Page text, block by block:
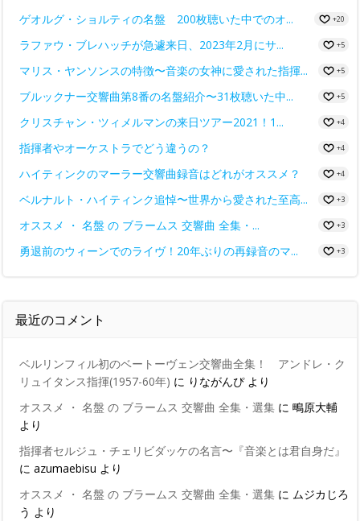
ゲオルグ・ショルティの名盤 200枚聴いた中でのオ... +20
ラファウ・ブレハッチが急遽来日、2023年2月にサ... +5
マリス・ヤンソンスの特徴〜音楽の女神に愛された指揮... +5
ブルックナー交響曲第8番の名盤紹介〜31枚聴いた中... +5
クリスチャン・ツィメルマンの来日ツアー2021！1... +4
指揮者やオーケストラでどう違うの？ +4
ハイティンクのマーラー交響曲録音はどれがオススメ？ +4
ベルナルト・ハイティンク追悼〜世界から愛された至高... +3
オススメ ・ 名盤 の ブラームス 交響曲 全集・... +3
勇退前のウィーンでのライヴ！20年ぶりの再録音のマ... +3
最近のコメント
ベルリンフィル初のベートーヴェン交響曲全集！ アンドレ・ク
リュイタンス指揮(1957-60年) に りながんぴより
オススメ ・ 名盤 の ブラームス 交響曲 全集・選集 に 鴫原大輔
より
指揮者セルジュ・チェリビダッケの名言〜『音楽とは君自身だ』
に azumaebisu より
オススメ ・ 名盤 の ブラームス 交響曲 全集・選集 に ムジカじろ
う より